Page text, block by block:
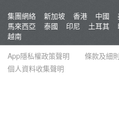
集團網絡 新加坡 香港 中國
馬來西亞
泰國 印尼 土耳其
越南
App隱私權政策聲明
條款及細則
個人資料收集聲明